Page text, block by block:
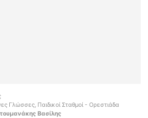
Γλώσσες, Παιδικοί Σταθμοί - Ορεστιάδα
Βασίλης